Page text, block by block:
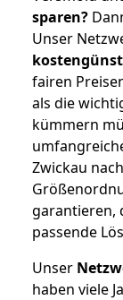
sparen?
Unser
fairen
als die
kümmern
Zwickau
garantieren,
passende
Unser
haben viele